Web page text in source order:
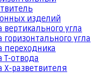
изделий
угла
угла
отвода
разветвителя